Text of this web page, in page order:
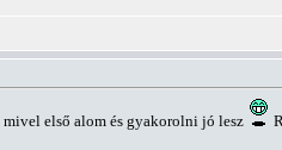
első alom és gyakorolni jó lesz